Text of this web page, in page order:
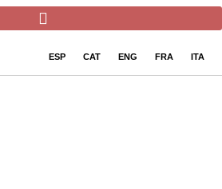
ESP CAT ENG FRA ITA